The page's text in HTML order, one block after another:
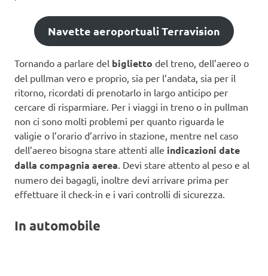
Navette aeroportuali Terravision
Tornando a parlare del biglietto del treno, dell’aereo o
del pullman vero e proprio, sia per l’andata, sia per il
ritorno, ricordati di prenotarlo in largo anticipo per
cercare di risparmiare. Per i viaggi in treno o in pullman
non ci sono molti problemi per quanto riguarda le
valigie o l’orario d’arrivo in stazione, mentre nel caso
dell’aereo bisogna stare attenti alle indicazioni date
dalla compagnia aerea . Devi stare attento al peso e al
numero dei bagagli, inoltre devi arrivare prima per
effettuare il check-in e i vari controlli di sicurezza.
In automobile